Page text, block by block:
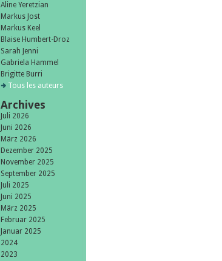
Aline Yeretzian
Markus Jost
Markus Keel
Blaise Humbert-Droz
Sarah Jenni
Gabriela Hammel
Brigitte Burri
Tous les auteurs
Archives
Juli 2026
Juni 2026
März 2026
Dezember 2025
November 2025
September 2025
Juli 2025
Juni 2025
März 2025
Februar 2025
Januar 2025
2024
2023